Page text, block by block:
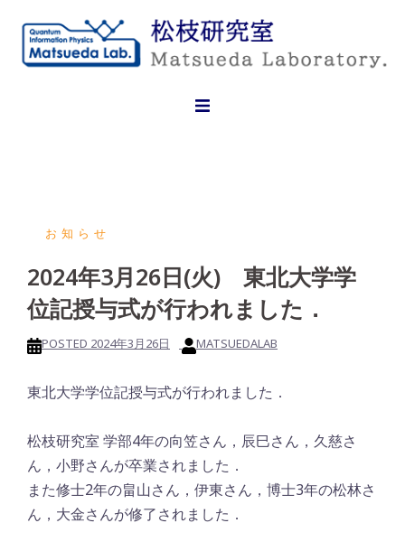
content
お知らせ
2024年3月26日(火) 東北大学学
位記授与式が行われました．
POSTED 2024年3月26日 MATSUEDALAB
東北大学学位記授与式が行われました．
松枝研究室 学部4年の向笠さん，辰巳さん，久慈さ
ん，小野さんが卒業されました．
また修士2年の畠山さん，伊東さん，博士3年の松林さ
ん，大金さんが修了されました．